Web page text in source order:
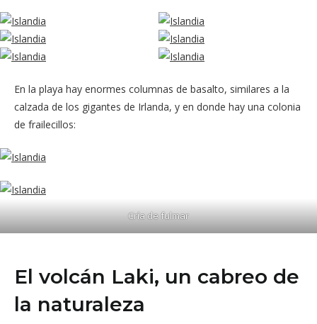
En la playa hay enormes columnas de basalto, similares a la
calzada de los gigantes de Irlanda, y en donde hay una colonia
de frailecillos:
Cría de fulmar
El volcán Laki, un cabreo de
la naturaleza